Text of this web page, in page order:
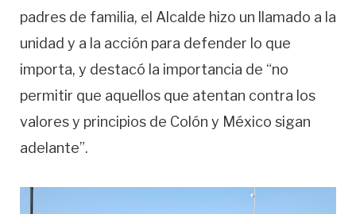
padres de familia, el Alcalde hizo un llamado a la
unidad y a la acción para defender lo que
importa, y destacó la importancia de “no
permitir que aquellos que atentan contra los
valores y principios de Colón y México sigan
adelante”.